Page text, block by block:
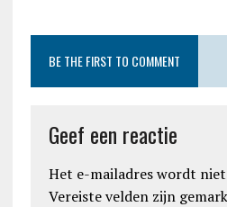
BE THE FIRST TO COMMENT
Geef een reactie
Het e-mailadres wordt
Vereiste velden zijn